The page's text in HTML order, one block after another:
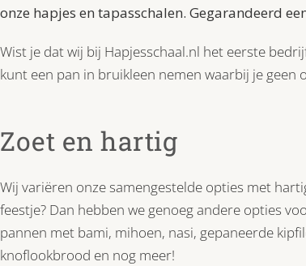
onze hapjes en tapasschalen. Gegarandeerd
Wist je dat wij bij Hapjesschaal.nl het eerste
kunt een pan in bruikleen nemen waarbij je
Zoet en hartig
Wij variëren onze samengestelde opties met
feestje? Dan hebben we genoeg andere opties
pannen met bami, mihoen, nasi, gepaneerde
knoflookbrood en nog meer!